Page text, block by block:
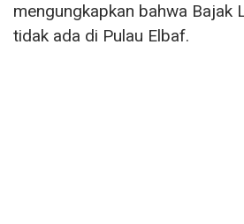
mengungkapkan bahwa Bajak
tidak ada di Pulau Elbaf.